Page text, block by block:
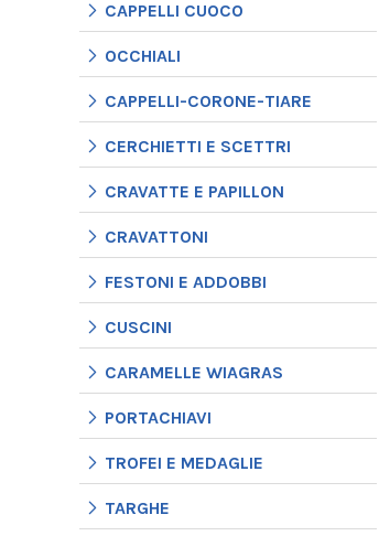
CAPPELLI CUOCO
OCCHIALI
CAPPELLI-CORONE-TIARE
CERCHIETTI E SCETTRI
CRAVATTE E PAPILLON
CRAVATTONI
FESTONI E ADDOBBI
CUSCINI
CARAMELLE WIAGRAS
PORTACHIAVI
TROFEI E MEDAGLIE
TARGHE